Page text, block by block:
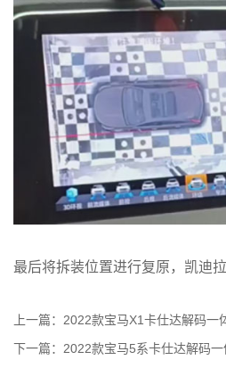
最后将拆装位置进行复原，凯迪
上一篇：2022款宝马X1卡仕达解码一
下一篇：2022款宝马5系卡仕达解码一